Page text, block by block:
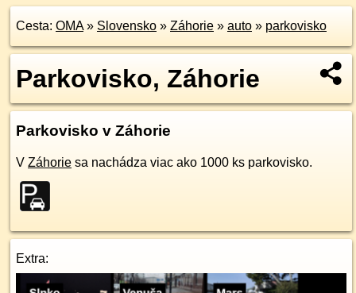
Cesta: OMA» Slovensko » Záhorie » auto » parkovisko
Parkovisko, Záhorie
Parkovisko v Záhorie
V Záhorie sa nachádza viac ako 1000 ks parkovisko.
Extra: